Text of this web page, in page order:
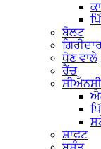
ਬੋਲਟ
ਧੋਣ ਵਾਲੇ
ਰੈਂਚ
ਸ਼ਾਫਟ